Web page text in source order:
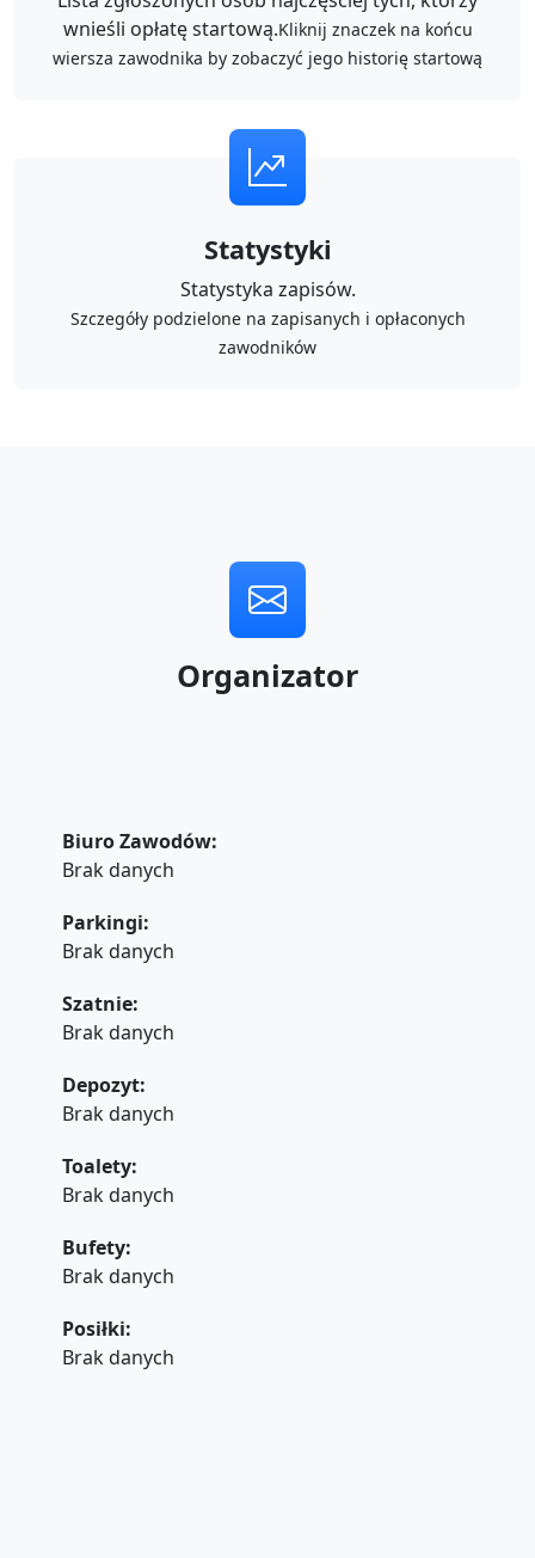
wnieśli opłatę startową.Kliknij znaczek na końcu
wiersza zawodnika by zobaczyć jego historię startową
Statystyki
Statystyka zapisów.
Szczegóły podzielone na zapisanych i opłaconych
zawodników
Organizator
Biuro Zawodów:
Brak danych
Parkingi:
Brak danych
Szatnie:
Brak danych
Depozyt:
Brak danych
Toalety:
Brak danych
Bufety:
Brak danych
Posiłki:
Brak danych